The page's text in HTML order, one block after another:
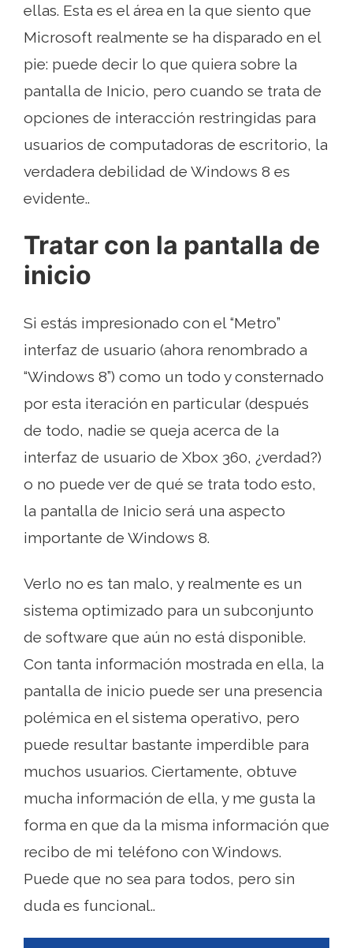
ellas. Esta es el área en la que siento que
Microsoft realmente se ha disparado en el
pie: puede decir lo que quiera sobre la
pantalla de Inicio, pero cuando se trata de
opciones de interacción restringidas para
usuarios de computadoras de escritorio, la
verdadera debilidad de Windows 8 es
evidente..
Tratar con la pantalla de
inicio
Si estás impresionado con el “Metro”
interfaz de usuario (ahora renombrado a
“Windows 8”) como un todo y consternado
por esta iteración en particular (después
de todo, nadie se queja acerca de la
interfaz de usuario de Xbox 360, ¿verdad?)
o no puede ver de qué se trata todo esto,
la pantalla de Inicio será una aspecto
importante de Windows 8.
Verlo no es tan malo, y realmente es un
sistema optimizado para un subconjunto
de software que aún no está disponible.
Con tanta información mostrada en ella, la
pantalla de inicio puede ser una presencia
polémica en el sistema operativo, pero
puede resultar bastante imperdible para
muchos usuarios. Ciertamente, obtuve
mucha información de ella, y me gusta la
forma en que da la misma información que
recibo de mi teléfono con Windows.
Puede que no sea para todos, pero sin
duda es funcional..